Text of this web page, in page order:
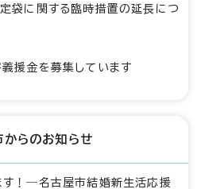
袋に関する臨時措置の延長につ
援金を募集しています
からのお知らせ
す！―名古屋市結婚新生活応援